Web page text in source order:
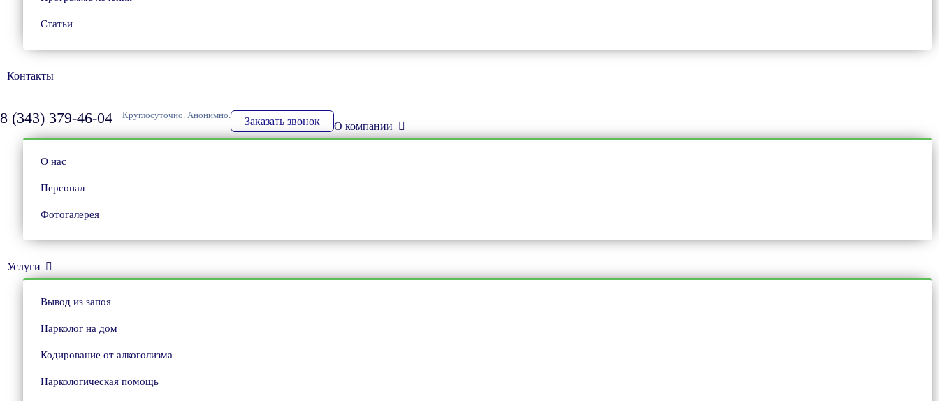
Статьи
Контакты
8 (343) 379-46-04 Круглосуточно. Анонимно. Заказать звонок О компании
О нас
Персонал
Фотогалерея
Услуги
Вывод из запоя
Нарколог на дом
Кодирование от алкоголизма
Наркологическая помощь